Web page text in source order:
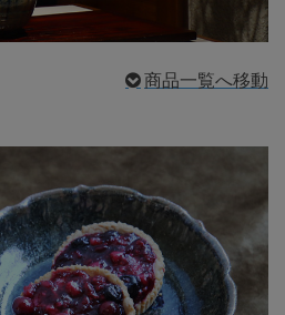
商品一覧へ移動